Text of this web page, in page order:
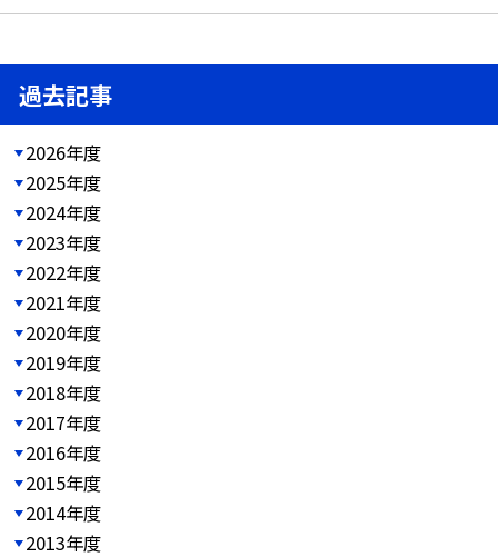
過去記事
2026年度
2025年度
2024年度
2023年度
2022年度
2021年度
2020年度
2019年度
2018年度
2017年度
2016年度
2015年度
2014年度
2013年度